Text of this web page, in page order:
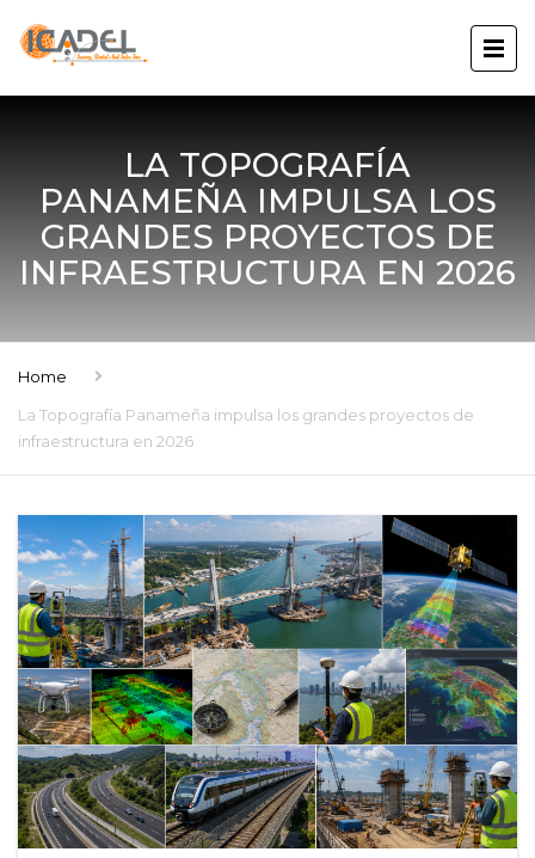
LA TOPOGRAFÍA
PANAMEÑA IMPULSA LOS
GRANDES PROYECTOS DE
INFRAESTRUCTURA EN 2026
Home
La Topografía Panameña impulsa los grandes proyectos de
infraestructura en 2026